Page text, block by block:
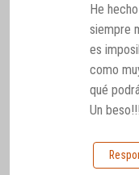
He
siempre
es
como
qué
Un beso!!!